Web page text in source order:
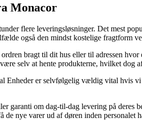
Monacor
flere leveringsløsninger. Det mest
også den mindst kostelige fragtform
bragt til dit hus eller til adressen
selv at hente produkterne, hvilket dog
Enheder er selvfølgelig vældig vital hvis
garanti om dag-til-dag levering på
de nye varer ud af døren inden personalet